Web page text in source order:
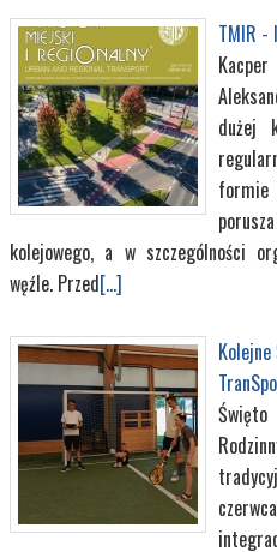
TMIR -
dużej
formie
kolejowego, a w szczególności
węźle. Przed[...]
Święto